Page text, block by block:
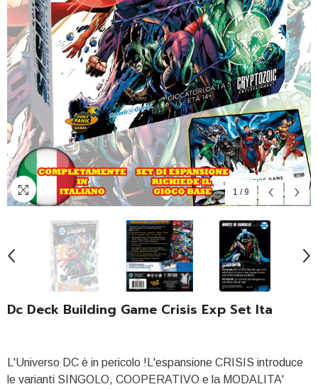
1 / 9
Dc Deck Building Game Crisis Exp Set Ita
L'Universo DC è in pericolo !L'espansione CRISIS introduce
le varianti SINGOLO, COOPERATIVO e la MODALITA'